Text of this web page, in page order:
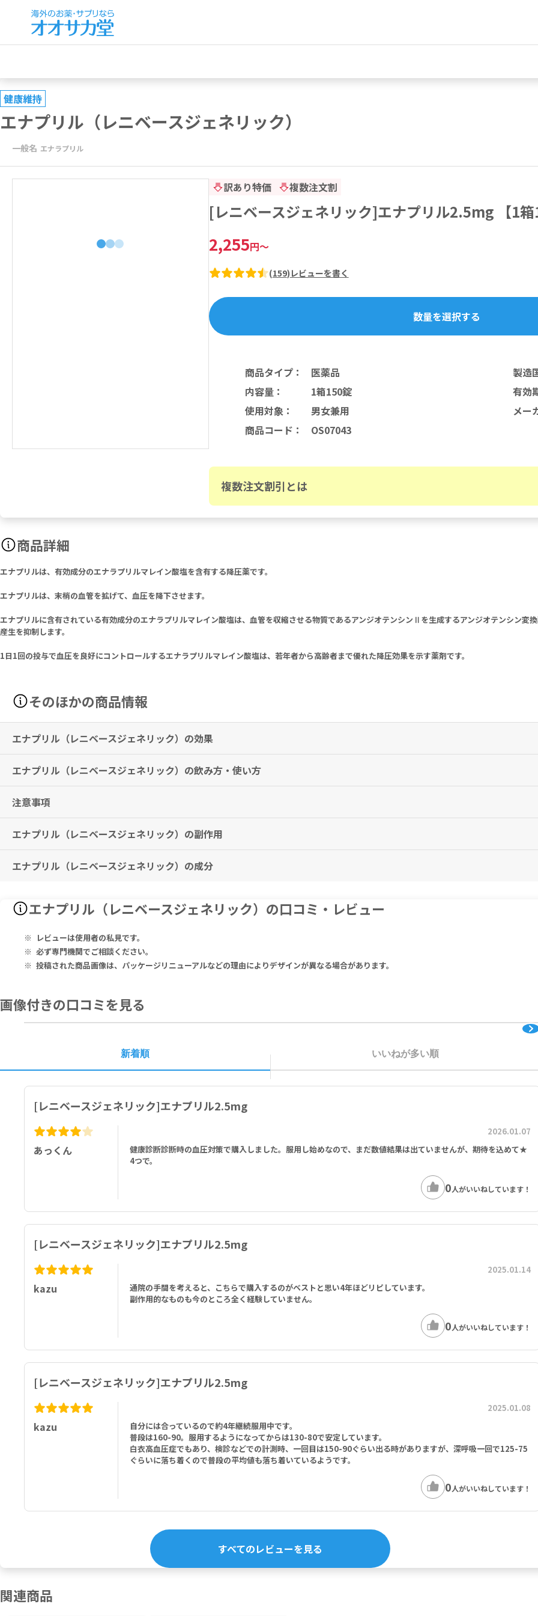
健康維持
エナプリル（レニベースジェネリック）
一般名 エナラプリル
訳あり特価 複数注文割
[レニベースジェネリック]エナプリル2.5mg 【1箱
2,255円～
(159) レビューを書く
数量を選択する
商品タイプ：
医薬品
内容量：
1箱150錠
使用対象：
男女兼用
商品コード ： OS07043
製造
有効
メー
複数注文割引とは
商品詳細
エナプリルは、有効成分のエナラプリルマレイン酸塩を含有する降圧薬です。
エナプリルは、末梢の血管を拡げて、血圧を降下させます。
エナプリルに含有されている有効成分のエナラプリルマレイン酸塩は、血管を収縮させる物質であるアンジオテンシンⅡを生成するアンジオテンシン変
産生を抑制します。
1日1回の投与で血圧を良好にコントロールするエナラプリルマレイン酸塩は、若年者から高齢者まで優れた降圧効果を示す薬剤です。
そのほかの商品情報
エナプリル（レニベースジェネリック）の効果
本態性高血圧症、腎性高血圧症、腎血管性高血圧症、悪性高血圧
※効果には個人差がありますことを予めご了承ください。
エナプリル（レニベースジェネリック）の飲み方・使い方
高血圧症
但し、腎性・腎血管性高血圧症又は悪性高血圧の患者では2.5mg（1錠）から投与を開始することが望ましい。
通常、生後1ヵ月以上の小児には、エナラプリルマレイン酸塩として0.08mg／kgを1日1回経口投与する。
なお、年齢、症状により適宜増減する。
通常、成人に対しエナラプリルマレイン酸塩として5～10mg（2～4錠）を1日1回経口投与する。
但し、腎障害を伴う患者又は利尿剤投与中の患者では2.5mg（1錠）（初回量）から投与を開始することが望ましい。
注意事項
飲み忘れに気付いた際は、思い出したときすぐに服用してください。ただし、次の服用時間が近いときは忘れた分は服用しないでください。
本剤の服用中は、車の運転など危険を伴う機械の操作はしないでください。
透析を受けている方、血漿交換療法（アフェレーシス）を受けている方、利尿薬をお飲みの方、減塩療法を受けている方は、必ず医師にご相談くださ
本剤を服用中にカゼインドデカペプチド、かつお節オリゴペプチド、ラクトトリペプチドなど（血圧が高い方にすすめる特定保健用食品）はなるべ
■以下の方は本剤を服用しないでください。
本剤の成分に対し過敏症の既往歴のある方
血管浮腫の既往歴のある方
妊婦又は妊娠している可能性のある婦人
アリスキレンを投与中の糖尿病の方
エナプリル（レニベースジェネリック）の副作用
BUN上昇、クレアチニン上昇、ヘモグロビン低下、ヘマトクリット低下、貧血、発疹、めまい、低血圧、腹痛、AST(GOT)上昇、ALT(GPT)上昇、
Johnson症候群)、天疱瘡、錯乱、肝機能障害、肝不全、高カリウム血症、抗利尿ホルモン不適合分泌症候群 (SIADH)などの症状が現れる場合があり
その他、なにか異変を感じた際は速やかに医師の診察をお受けください。
エナプリル（レニベースジェネリック）の成分
エナプリル（レニベースジェネリック）の口コミ・レビュー
レビューは使用者の私見です。
必ず専門機関でご相談ください。
投稿された商品画像は、パッケージリニューアルなどの理由によりデザインが異なる場合があります。
画像付きの口コミを見る
新着順 いいねが多い順
[レニベースジェネリック]エナプリル2.5mg
あっくん
2026.01.07
健康診断診断時の血圧対策で購入しました。服用し始めなので、まだ数値結果は出ていませんが、期待を込めて★
4つで。
0人がいいねしています！
[レニベースジェネリック]エナプリル2.5mg
kazu
2025.01.14
通院の手間を考えると、こちらで購入するのがベストと思い4年ほどリピしています。
副作用的なものも今のところ全く経験していません。
0人がいいねしています！
[レニベースジェネリック]エナプリル2.5mg
kazu
2025.01.08
自分には合っているので約4年継続服用中です。
普段は160-90。服用するようになってからは130-80で安定しています。
白衣高血圧症でもあり、検診などでの計測時、一回目は150-90ぐらい出る時がありますが、深呼吸一回で125-75
ぐらいに落ち着くので普段の平均値も落ち着いているようです。
0人がいいねしています！
すべてのレビューを見る
関連商品